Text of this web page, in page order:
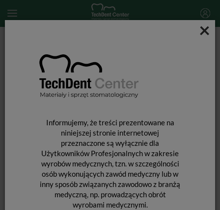
×
Informujemy, że treści prezentowane na
niniejszej stronie internetowej
przeznaczone są wyłącznie dla
Użytkowników Profesjonalnych w zakresie
wyrobów medycznych, tzn. w szczególności
osób wykonujących zawód medyczny lub w
inny sposób związanych zawodowo z branżą
medyczną, np. prowadzących obrót
wyrobami medycznymi.
Leki i preparaty stomatologiczne
Biodentine XP200 / 10 kapsułek